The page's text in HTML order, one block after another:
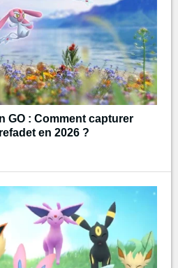
GO : Comment capturer
en 2026 ?